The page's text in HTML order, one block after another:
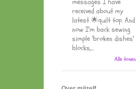
received about my
latest 🌟quilt top. And
now I'm back sewing
simple 'broken dishes'
blocks,...
Alle tonen